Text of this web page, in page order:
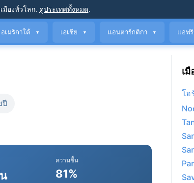
มืองทั่วโลก. ดูประเทศทั้งหมด.
อเมริกาใต้ ▼ เอเชีย ▼ แอนตาร์กติกา ▼ แอฟ
ปี
ความชื้น
81%
เ
โอ